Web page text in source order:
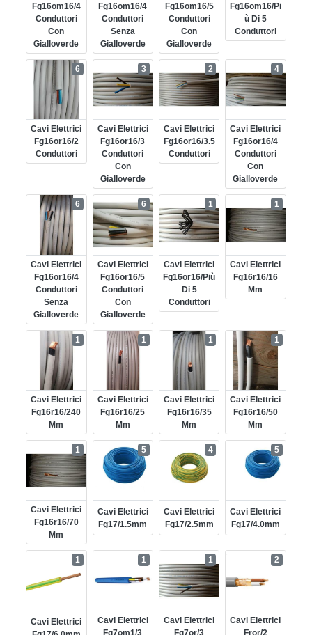
Fg16om16/4
Conduttori
Con
Gialloverde
Fg16om16/4
Conduttori
Senza
Gialloverde
Fg16om16/5
Conduttori
Con
Gialloverde
Fg16om16/pi
Ù Di 5
Conduttori
Cavi Elettrici
Fg16or16/2
Conduttori
6
Cavi Elettrici
Fg16or16/3
Conduttori
Con
Gialloverde
3
Cavi Elettrici
Fg16or16/3.5
Conduttori
2
Cavi Elettrici
Fg16or16/4
Conduttori
Con
Gialloverde
4
Cavi Elettrici
Fg16or16/4
Conduttori
Senza
Gialloverde
6
Cavi Elettrici
Fg16or16/5
Conduttori
Con
Gialloverde
6
Cavi Elettrici
Fg16or16/più
Di 5
Conduttori
1
Cavi Elettrici
Fg16r16/16
Mm
1
Cavi Elettrici
Fg16r16/240
Mm
1
Cavi Elettrici
Fg16r16/25
Mm
1
Cavi Elettrici
Fg16r16/35
Mm
1
Cavi Elettrici
Fg16r16/50
Mm
1
Cavi Elettrici
Fg16r16/70
Mm
1
Cavi Elettrici
Fg17/1.5mm
5
Cavi Elettrici
Fg17/2.5mm
4
Cavi Elettrici
Fg17/4.0mm
5
Cavi Elettrici
1
Cavi Elettrici
Fg7om1/3
1
Cavi Elettrici
Fg7or/3
1
Cavi Elettrici
Fror/2
2